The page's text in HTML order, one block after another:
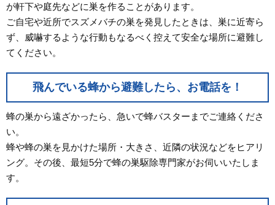
が軒下や庭先などに巣を作ることがあります。
ご自宅や近所でスズメバチの巣を発見したときは、巣に近寄ら
ず、威嚇するような行動もなるべく控えて安全な場所に避難し
てください。
飛んでいる蜂から避難したら、お電話を！
蜂の巣から遠ざかったら、急いで蜂バスターまでご連絡くださ
い。
蜂や蜂の巣を見かけた場所・大きさ、近隣の状況などをヒアリ
ング。その後、最短5分で蜂の巣駆除専門家がお伺いいたしま
す。